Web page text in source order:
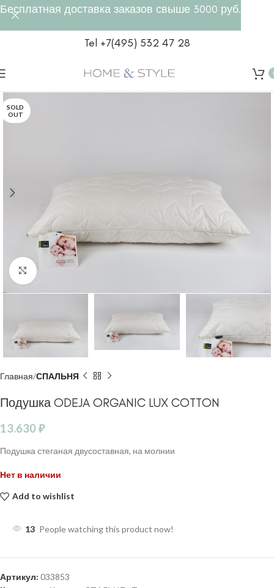
Tel +7(495) 532 47 28
SOLD
OUT
Click to enlarge
Главная СПАЛЬНЯ
Подушка ODEJA ORGANIC LUX COTTON
13.630₽
Подушка стеганая двусоставная, на молнии
Нет в наличии
Add to wishlist
13 People watching this product now!
Артикул: 033853
Бесплатная доставка заказов свыше 3000 руб.